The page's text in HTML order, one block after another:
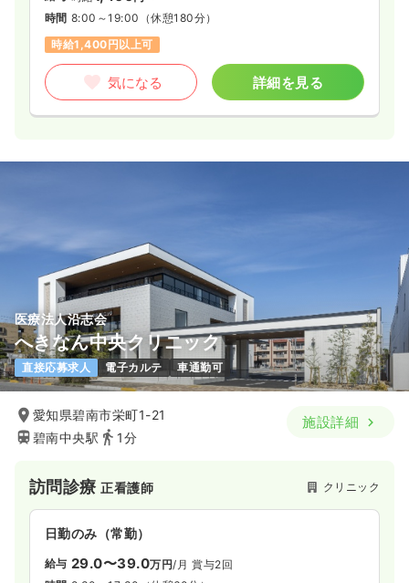
時間 8:00～19:00 （休憩180分）
時給1,400円以上可
気になる 詳細を見る
医療法人沿志会
へきなん中央クリニック
直接応募求人 電子カルテ 車通勤可
愛知県碧南市栄町1-21
碧南中央駅
1分
施設詳細
訪問診療正看護師 クリニック
日勤のみ（常勤）
給与 29.0〜39.0万円/月 賞与2回